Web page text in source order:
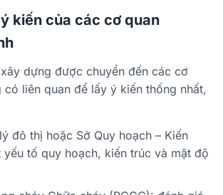
kiến của các cơ quan
dựng được chuyển đến các cơ
có liên quan để lấy ý kiến thống nhất,
đô thị hoặc Sở Quy hoạch – Kiến
tố quy hoạch, kiến trúc và mật độ